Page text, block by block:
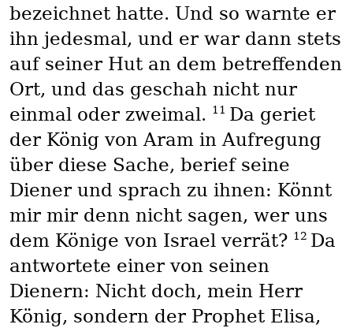
bezeichnet hatte. Und so warnte er
ihn jedesmal, und er war dann stets
auf seiner Hut an dem betreffenden
Ort, und das geschah nicht nur
einmal oder zweimal. 11 Da geriet
der König von Aram in Aufregung
über diese Sache, berief seine
Diener und sprach zu ihnen: Könnt
mir mir denn nicht sagen, wer uns
dem Könige von Israel verrät? 12 Da
antwortete einer von seinen
Dienern: Nicht doch, mein Herr
König, sondern der Prophet Elisa,